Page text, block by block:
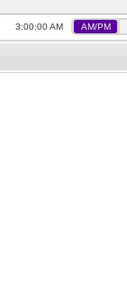
3:00:00 AM AM/PM